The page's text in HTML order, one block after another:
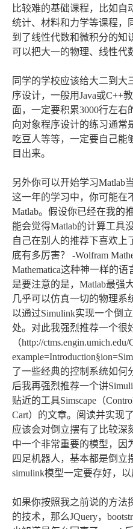
比较难的基础课程，比如自
统计、材料和力学等课程，
到了线性代数和微积分的知
可以把大一的物理、线性代
同学的学校应该给大二到大
序设计，一般用Java或C++
面，一定要积累3000行左
向对象程序设计的练习通常
吃豆人等等，一定要自己能
目出来。
另外你可以开始学习Matlab
这一年的学习中，你可能在
Matlab。假设你已经在我的
能会觉得Matlab的计算工具
自己在别人的推荐下喜欢上
底有多厉害？ -Wolfram
Mathematica这种神一样的
是要注意的是，Matlab最强
几乎可以仿真一切的物理系
以通过Simulink实现一个倒
处。对此我强烈推荐一个很
（http://
了一些经典的控制系统如何
后我再强烈推荐一个讲
贴近的工具Simscape（
Cart）的文章。阅读并实现
应该会对倒立摆有了比较深
中一个非常重要的模型，因
四足机器人，基本都是倒立
simulink模型一定要存好，
如果你按照我之前说的方法
的技术，那么JQuery，